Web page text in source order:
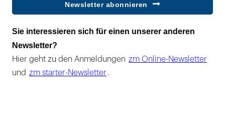
Newsletter abonnieren
Sie interessieren sich für einen unserer anderen
Newsletter?
Hier geht zu den Anmeldungen zm Online-Newsletter
und zm starter-Newsletter .